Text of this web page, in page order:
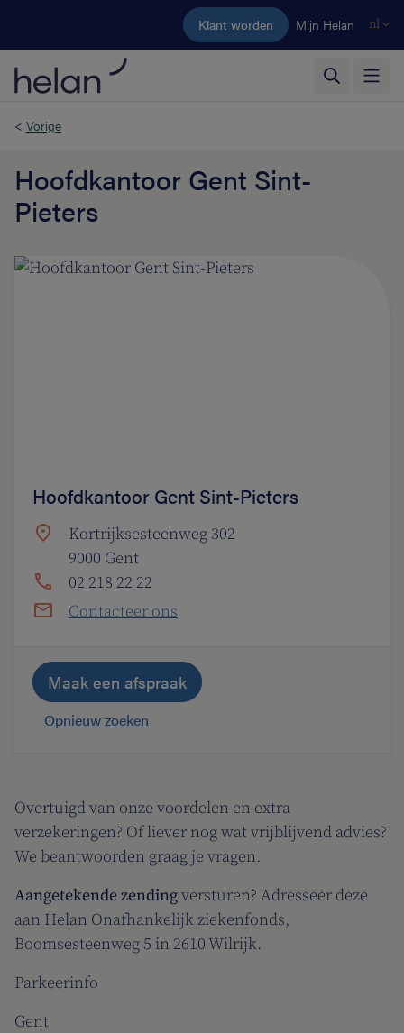
Ga naar de hoofdinhoud
Klant worden Mijn Helan nl
< Vorige
Hoofdkantoor Gent Sint-
Pieters
Overtuigd van onze voordelen en extra
verzekeringen? Of liever nog wat vrijblijvend advies?
We beantwoorden graag je vragen.
Aangetekende zendingversturen? Adresseer deze
aan Helan Onafhankelijk ziekenfonds,
Boomsesteenweg 5 in 2610 Wilrijk.
Parkeerinfo
Gent
Hoofdkantoor Gent Sint-Pieters
Kortrijksesteenweg 302
9000 Gent
02 218 22 22
Contacteer ons
Maak een afspraak
Opnieuw zoeken